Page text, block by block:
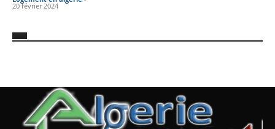
20 février 2024